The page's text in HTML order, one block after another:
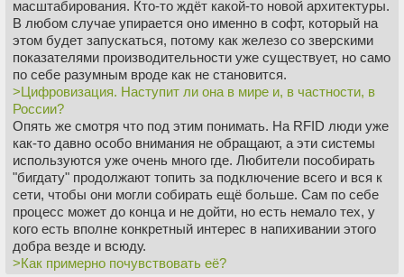
масштабирования. Кто-то ждёт какой-то новой архитектуры.
В любом случае упирается оно именно в софт, который на
этом будет запускаться, потому как железо со зверскими
показателями производительности уже существует, но само
по себе разумным вроде как не становится.
>Цифровизация. Наступит ли она в мире и, в частности, в
России?
Опять же смотря что под этим понимать. На RFID люди уже
как-то давно особо внимания не обращают, а эти системы
используются уже очень много где. Любители пособирать
"бигдату" продолжают топить за подключение всего и вся к
сети, чтобы они могли собирать ещё больше. Сам по себе
процесс может до конца и не дойти, но есть немало тех, у
кого есть вполне конкретный интерес в напихивании этого
добра везде и всюду.
>Как примерно почувствовать её?